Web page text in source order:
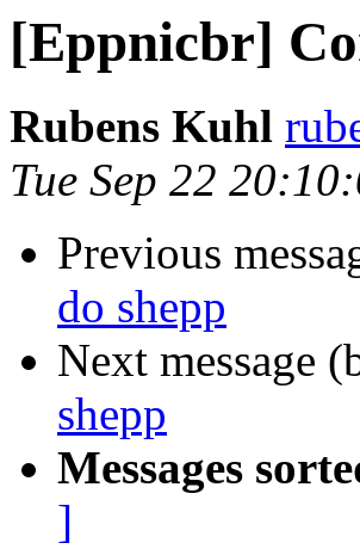
[Eppnicbr]
Rubens Kuhl
Tue Sep 22
Previous
do shepp
Next message
shepp
Messages
]